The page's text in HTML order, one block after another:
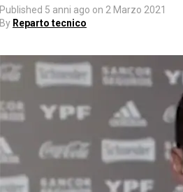
Published 5 anni ago on 2 Marzo 2021
By Reparto tecnico